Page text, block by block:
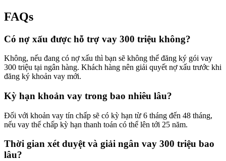
FAQs
Có nợ xấu được hỗ trợ vay 300 triệu không?
Không, nếu đang có nợ xấu thì bạn sẽ không thể đăng ký gói vay
300 triệu tại ngân hàng. Khách hàng nên giải quyết nợ xấu trước khi
đăng ký khoản vay mới.
Kỳ hạn khoản vay trong bao nhiêu lâu?
Đối với khoản vay tín chấp sẽ có kỳ hạn từ 6 tháng đến 48 tháng,
nếu vay thế chấp kỳ hạn thanh toán có thể lên tới 25 năm.
Thời gian xét duyệt và giải ngân vay 300 triệu bao
lâu?